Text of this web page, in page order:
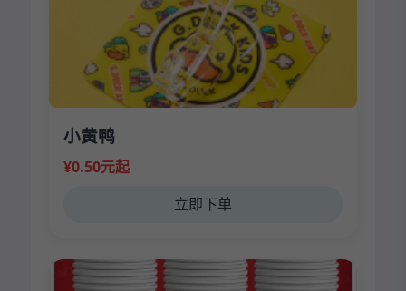
小黄鸭
¥0.50元起
立即下单